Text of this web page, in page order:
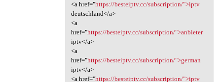
<a href="https://besteiptv.cc/subscription/">iptv
deutschland</a>
<a
href="https://besteiptv.cc/subscription/">anbieter
iptv</a>
<a
href="https://besteiptv.cc/subscription/">german
iptv</a>
<a href="https://besteiptv.cc/subscription/">iptv